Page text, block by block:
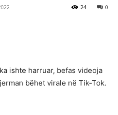
0
24
ishte harruar, befas videoja
bëhet virale në Tik-Tok.